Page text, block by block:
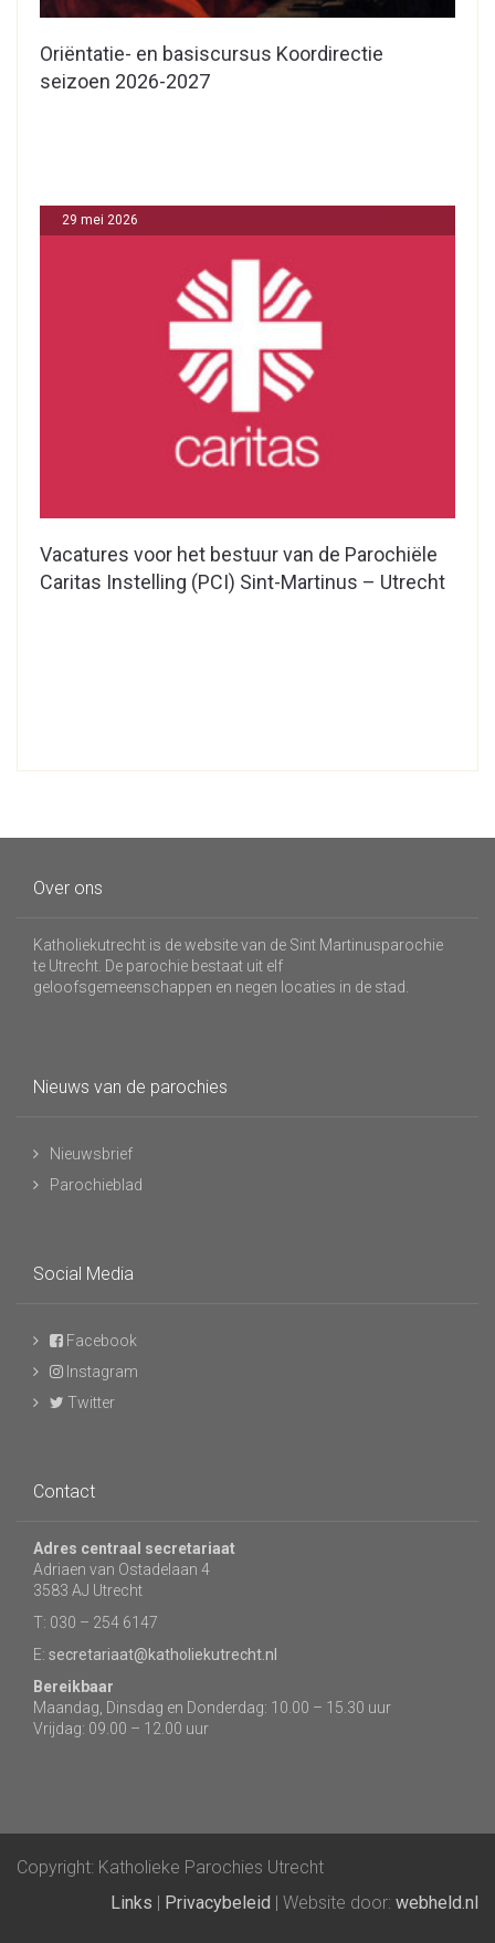
Oriëntatie- en basiscursus Koordirectie
seizoen 2026-2027
Vacatures voor het bestuur van de Parochiële
Caritas Instelling (PCI) Sint-Martinus – Utrecht
29 mei 2026
Over ons
Katholiekutrecht is de website van de Sint Martinusparochie
te Utrecht. De parochie bestaat uit elf
geloofsgemeenschappen en negen locaties in de stad.
Nieuws van de parochies
Nieuwsbrief
Parochieblad
Social Media
Facebook
Instagram
Twitter
Contact
Adres centraal secretariaat
Adriaen van Ostadelaan 4
3583 AJ Utrecht
T: 030 – 254 6147
E: secretariaat@katholiekutrecht.nl
Bereikbaar
Maandag, Dinsdag en Donderdag: 10.00 – 15.30 uur
Vrijdag: 09.00 – 12.00 uur
Copyright: Katholieke Parochies Utrecht
Links | Privacybeleid | Website door: webheld.nl